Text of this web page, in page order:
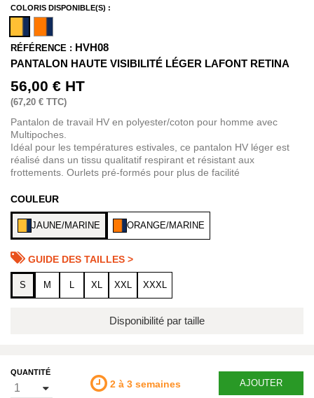
COLORIS DISPONIBLE(S) :
RÉFÉRENCE : HVH08
PANTALON HAUTE VISIBILITÉ LÉGER LAFONT RETINA
56,00 € HT
(67,20 € TTC)
Pantalon de travail HV en polyester/coton pour homme avec
Multipoches.
Idéal pour les températures estivales, ce pantalon HV léger est
réalisé dans un tissu qualitatif respirant et résistant aux
frottements. Ourlets pré-formés pour plus de facilité
COULEUR
JAUNE/MARINE ORANGE/MARINE
GUIDE DES TAILLES >
S M L XL XXL XXXL
Disponibilité par taille
QUANTITÉ
2 à 3 semaines AJOUTER